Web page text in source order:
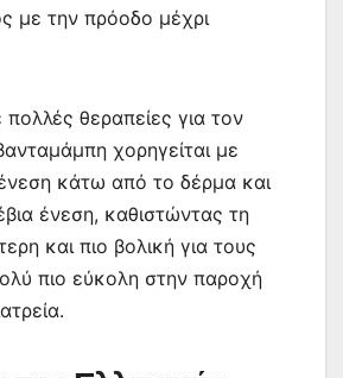
με την πρόοδο μέχρι
πολλές θεραπείες για τον
χορηγείται με
κάτω από το δέρμα και
ένεση, καθιστώντας τη
και πιο βολική για τους
πιο εύκολη στην παροχή